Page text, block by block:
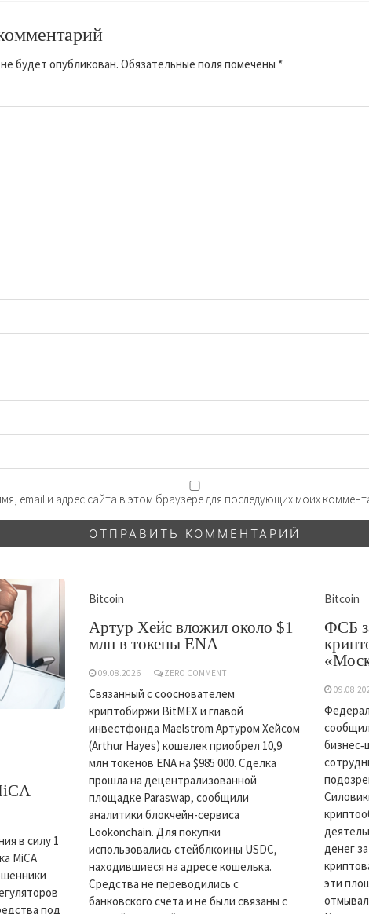
будет опубликован. Обязательные поля помечены *
email и адрес сайта в этом браузере для последующих моих
в силу 1
MiCA
под
Bitcoin
Артур Хейс вложил около $1
млн в токены ENA
09.08.2026 ZERO COMMENT
Связанный с сооснователем
криптобиржи BitMEX и главой
инвестфонда Maelstrom Артуром Хейсом
(Arthur Hayes) кошелек приобрел 10,9
млн токенов ENA на $985 000. Сделка
прошла на децентрализованной
площадке Paraswap, сообщили
аналитики блокчейн-сервиса
Lookonchain. Для покупки
использовались стейблкоины USDC,
находившиеся на адресе кошелька.
Средства не переводились с
банковского счета и не были связаны с
Bitcoin
ФСБ
денег
эти